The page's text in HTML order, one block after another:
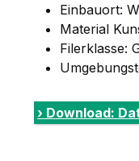
Einbauort:
Material
Filerklasse:
› Download: